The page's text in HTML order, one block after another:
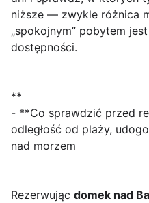
niższe — zwykle różnica
„spokojnym” pobytem
dostępności.
**
- **Co sprawdzić przed
odległość od plaży,
nad morzem
Rezerwując domek nad